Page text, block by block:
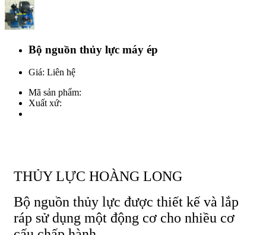
Bộ nguồn thủy lực máy ép
Giá: Liên hệ
Mã sản phẩm:
Xuất xứ:
THỦY LỰC HOÀNG LONG
Bộ nguồn thủy lực được thiết kế và lắp
ráp sử dụng một động cơ cho nhiều cơ